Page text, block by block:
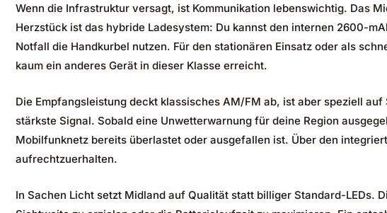
Wenn die Infrastruktur versagt, ist Kommunikation lebenswichtig. Das
Herzstück ist das hybride Ladesystem: Du kannst den internen 2600-
Notfall die Handkurbel nutzen. Für den stationären Einsatz oder als
kaum ein anderes Gerät in dieser Klasse erreicht.
Die Empfangsleistung deckt klassisches AM/FM ab, ist aber speziell
stärkste Signal. Sobald eine Unwetterwarnung für deine Region
Mobilfunknetz bereits überlastet oder ausgefallen ist. Über den
aufrechtzuerhalten.
In Sachen Licht setzt Midland auf Qualität statt billiger Standard-LEDs.